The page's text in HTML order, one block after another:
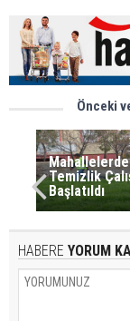
Önceki
Temizlik
Başlatıldı
HABERE YORUM